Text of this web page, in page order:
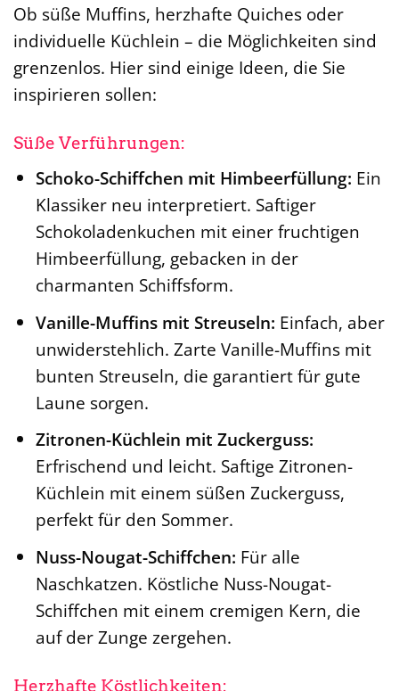
Ob süße Muffins, herzhafte Quiches oder
individuelle Küchlein – die Möglichkeiten sind
grenzenlos. Hier sind einige Ideen, die Sie
inspirieren sollen:
Süße Verführungen:
Schoko-Schiffchen mit Himbeerfüllung: Ein
Klassiker neu interpretiert. Saftiger
Schokoladenkuchen mit einer fruchtigen
Himbeerfüllung, gebacken in der
charmanten Schiffsform.
Vanille-Muffins mit Streuseln: Einfach, aber
unwiderstehlich. Zarte Vanille-Muffins mit
bunten Streuseln, die garantiert für gute
Laune sorgen.
Zitronen-Küchlein mit Zuckerguss:
Erfrischend und leicht. Saftige Zitronen-
Küchlein mit einem süßen Zuckerguss,
perfekt für den Sommer.
Nuss-Nougat-Schiffchen: Für alle
Naschkatzen. Köstliche Nuss-Nougat-
Schiffchen mit einem cremigen Kern, die
auf der Zunge zergehen.
Herzhafte Köstlichkeiten: